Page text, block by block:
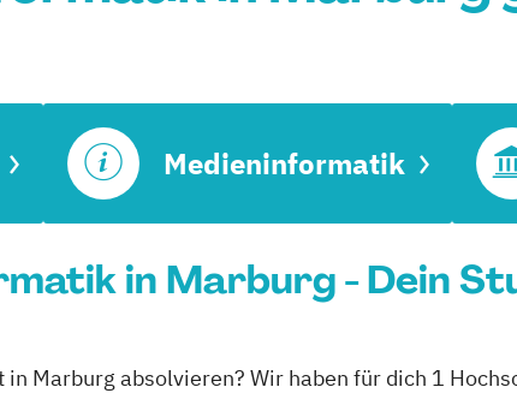
Medieninformatik
in Marburg - Dein
Marburg absolvieren? Wir haben für dich 1